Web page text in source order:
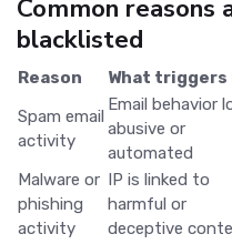
Common reasons
blacklisted
Reason What triggers
Spam email
activity
Email behavior
abusive or
automated
Malware or
phishing
activity
IP is linked to
harmful or
deceptive